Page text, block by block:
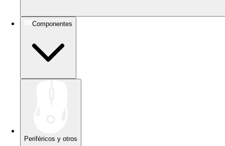
Componentes
Periféricos y otros